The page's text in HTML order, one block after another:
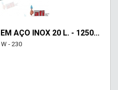
AÇO INOX 20 L. - 1250...
- 230